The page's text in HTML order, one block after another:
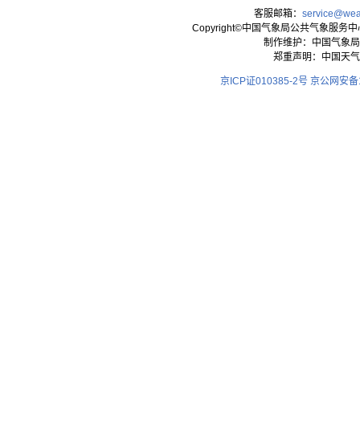
客服邮箱：
Copyright©中国气象局公共气象服务
制作维护：中国气象
郑重声明：中国天
京ICP证010385-2号 京公网安